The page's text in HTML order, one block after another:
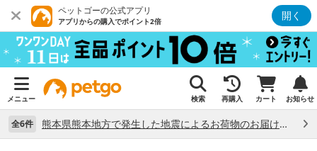
ペットゴーの公式アプリ
アプリからの購入でポイント2倍 開く
メニュー 検索 再購入 カート お知らせ
全6件 熊本県熊本地方で発生した地震によるお荷物のお届け状況について （7/28）